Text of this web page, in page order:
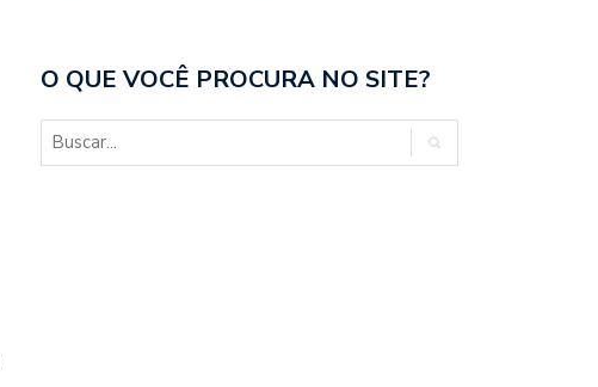
O QUE VOCÊ PROCURA NO SITE?